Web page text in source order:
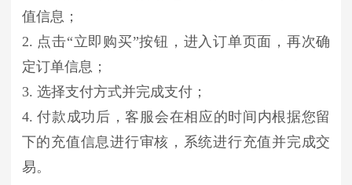
值信息；
2. 点击“立即购买”按钮，进入订单页面，再次确
定订单信息；
3. 选择支付方式并完成支付；
4. 付款成功后，客服会在相应的时间内根据您留
下的充值信息进行审核，系统进行充值并完成交
易。